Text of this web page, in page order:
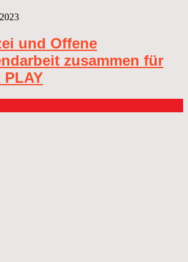
und Offene
zusammen für
PLAY